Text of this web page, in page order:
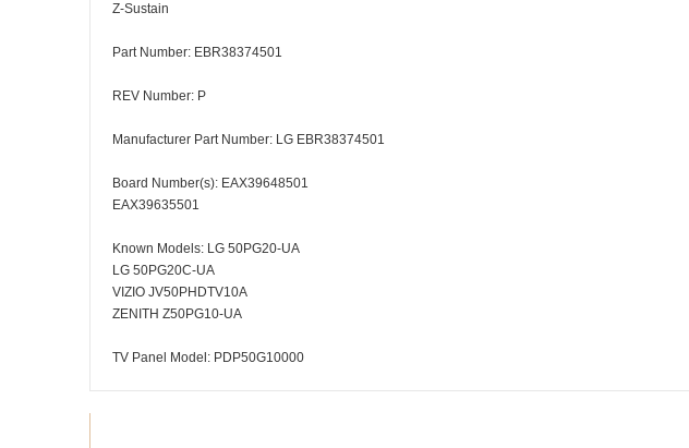
Z-Sustain
Part Number: EBR38374501
REV Number: P
Manufacturer Part Number: LG EBR38374501
Board Number(s): EAX39648501
EAX39635501
Known Models: LG 50PG20-UA
LG 50PG20C-UA
VIZIO JV50PHDTV10A
ZENITH Z50PG10-UA
TV Panel Model: PDP50G10000